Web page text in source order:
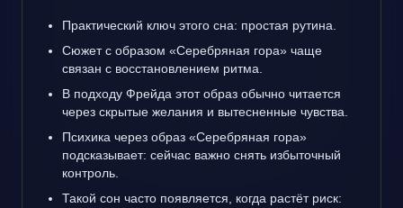
Практический ключ этого сна: простая рутина.
Сюжет с образом «Серебряная гора» чаще
связан с восстановлением ритма.
В подходу Фрейда этот образ обычно читается
через скрытые желания и вытесненные чувства.
Психика через образ «Серебряная гора»
подсказывает: сейчас важно снять избыточный
контроль.
Такой сон часто появляется, когда растёт риск: